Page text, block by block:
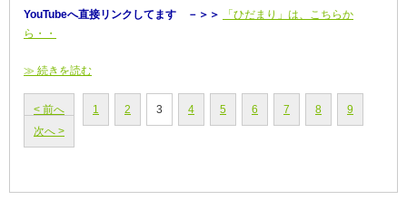
YouTubeへ直接リンクしてます －＞＞
「ひだまり」は、こちらか
ら・・
≫ 続きを読む
< 前へ 1 2 3 4 5 6 7 8
9
次へ >